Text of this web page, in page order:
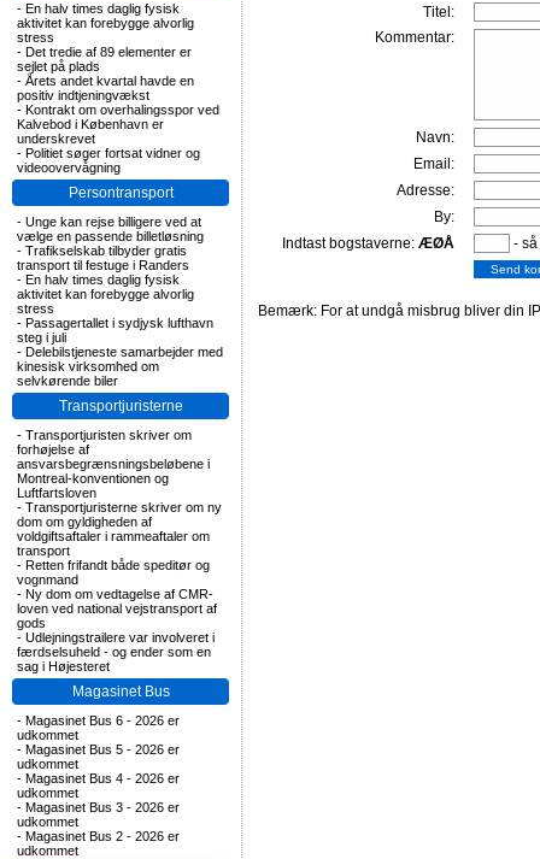
- En halv times daglig fysisk
aktivitet kan forebygge alvorlig
stress
- Det tredie af 89 elementer er
sejlet på plads
- Årets andet kvartal havde en
positiv indtjeningvækst
- Kontrakt om overhalingsspor ved
Kalvebod i København er
underskrevet
- Politiet søger fortsat vidner og
videoovervågning
Persontransport
- Unge kan rejse billigere ved at
vælge en passende billetløsning
- Trafikselskab tilbyder gratis
transport til festuge i Randers
- En halv times daglig fysisk
aktivitet kan forebygge alvorlig
stress
- Passagertallet i sydjysk lufthavn
steg i juli
- Delebilstjeneste samarbejder med
kinesisk virksomhed om
selvkørende biler
Transportjuristerne
- Transportjuristen skriver om
forhøjelse af
ansvarsbegrænsningsbeløbene i
Montreal-konventionen og
Luftfartsloven
- Transportjuristerne skriver om ny
dom om gyldigheden af
voldgiftsaftaler i rammeaftaler om
transport
- Retten frifandt både speditør og
vognmand
- Ny dom om vedtagelse af CMR-
loven ved national vejstransport af
gods
- Udlejningstrailere var involveret i
færdselsuheld - og ender som en
sag i Højesteret
Magasinet Bus
- Magasinet Bus 6 - 2026 er
udkommet
- Magasinet Bus 5 - 2026 er
udkommet
- Magasinet Bus 4 - 2026 er
udkommet
- Magasinet Bus 3 - 2026 er
udkommet
- Magasinet Bus 2 - 2026 er
udkommet
Titel:
Kommentar:
Navn:
Email:
Adresse:
By:
Indtast bogstaverne: ÆØÅ -
Bemærk: For at undgå misbrug bliver din